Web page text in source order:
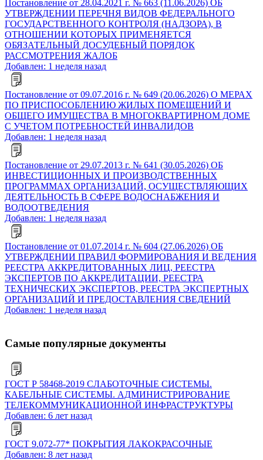
Постановление от 28.04.2021 г. № 663 (11.06.2026) ОБ
УТВЕРЖДЕНИИ ПЕРЕЧНЯ ВИДОВ ФЕДЕРАЛЬНОГО
ГОСУДАРСТВЕННОГО КОНТРОЛЯ (НАДЗОРА), В
ОТНОШЕНИИ КОТОРЫХ ПРИМЕНЯЕТСЯ
ОБЯЗАТЕЛЬНЫЙ ДОСУДЕБНЫЙ ПОРЯДОК
РАССМОТРЕНИЯ ЖАЛОБ
Добавлен: 1 неделя назад
Постановление от 09.07.2016 г. № 649 (20.06.2026) О МЕРАХ
ПО ПРИСПОСОБЛЕНИЮ ЖИЛЫХ ПОМЕЩЕНИЙ И
ОБЩЕГО ИМУЩЕСТВА В МНОГОКВАРТИРНОМ ДОМЕ
С УЧЕТОМ ПОТРЕБНОСТЕЙ ИНВАЛИДОВ
Добавлен: 1 неделя назад
Постановление от 29.07.2013 г. № 641 (30.05.2026) ОБ
ИНВЕСТИЦИОННЫХ И ПРОИЗВОДСТВЕННЫХ
ПРОГРАММАХ ОРГАНИЗАЦИЙ, ОСУЩЕСТВЛЯЮЩИХ
ДЕЯТЕЛЬНОСТЬ В СФЕРЕ ВОДОСНАБЖЕНИЯ И
ВОДООТВЕДЕНИЯ
Добавлен: 1 неделя назад
Постановление от 01.07.2014 г. № 604 (27.06.2026) ОБ
УТВЕРЖДЕНИИ ПРАВИЛ ФОРМИРОВАНИЯ И ВЕДЕНИЯ
РЕЕСТРА АККРЕДИТОВАННЫХ ЛИЦ, РЕЕСТРА
ЭКСПЕРТОВ ПО АККРЕДИТАЦИИ, РЕЕСТРА
ТЕХНИЧЕСКИХ ЭКСПЕРТОВ, РЕЕСТРА ЭКСПЕРТНЫХ
ОРГАНИЗАЦИЙ И ПРЕДОСТАВЛЕНИЯ СВЕДЕНИЙ
Добавлен: 1 неделя назад
Самые популярные документы
ГОСТ Р 58468-2019 СЛАБОТОЧНЫЕ СИСТЕМЫ.
КАБЕЛЬНЫЕ СИСТЕМЫ. АДМИНИСТРИРОВАНИЕ
ТЕЛЕКОММУНИКАЦИОННОЙ ИНФРАСТРУКТУРЫ
Добавлен: 6 лет назад
ГОСТ 9.072-77* ПОКРЫТИЯ ЛАКОКРАСОЧНЫЕ
Добавлен: 8 лет назад